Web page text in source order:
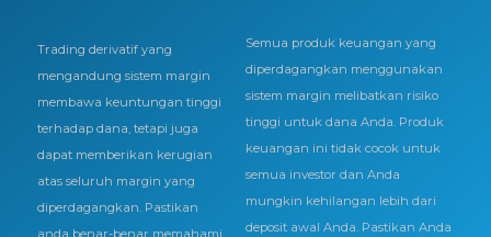
Trading derivatif yang
mengandung sistem margin
membawa keuntungan tinggi
terhadap dana, tetapi juga
dapat memberikan kerugian
atas seluruh margin yang
diperdagangkan. Pastikan
Semua produk keuangan yang
diperdagangkan menggunakan
sistem margin melibatkan risiko
tinggi untuk dana Anda. Produk
keuangan ini tidak cocok untuk
semua investor dan Anda
mungkin kehilangan lebih dari
deposit awal Anda. Pastikan Anda